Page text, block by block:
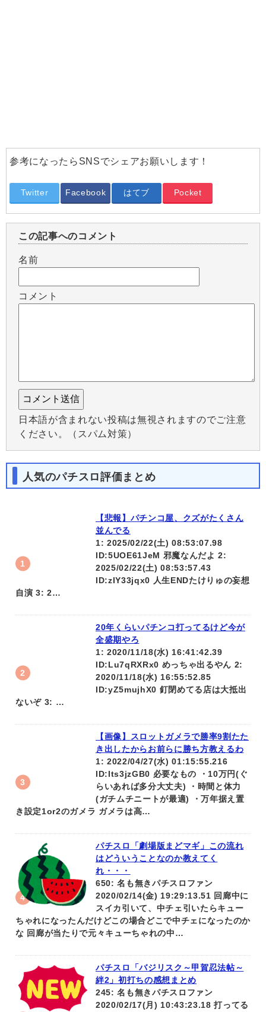
参考になったらSNSでシェアお願いします！
Twitter Facebook はてブ Pocket
この記事へのコメント
名前
コメント
日本語が含まれない投稿は無視されますのでご注意
ください。（スパム対策）
人気のパチスロ評価まとめ
【悲報】パチンコ屋、クズがたくさん
並んでる
1: 2025/02/22(土) 08:53:07.98
ID:5UOE61JeM 邪魔なんだよ 2:
2025/02/22(土) 08:53:57.43
ID:zIY33jqx0 人生ENDたけりゅの妄想
自演 3: 2…
20年くらいパチンコ打ってるけど今が
全盛期やろ
1: 2020/11/18(水) 16:41:42.39
ID:Lu7qRXRx0 めっちゃ出るやん 2:
2020/11/18(水) 16:55:52.85
ID:yZ5mujhX0 釘閉めてる店は大抵出
ないぞ 3: …
【画像】スロットガメラで勝率9割たた
き出したからお前らに勝ち方教えるわ
1: 2022/04/27(水) 01:15:55.216
ID:Its3jzGB0 必要なもの ・10万円(ぐ
らいあれば多分大丈夫) ・時間と体力
(ガチムチニートが最適) ・万年据え置
き設定1or2のガメラ ガメラは高…
パチスロ「劇場版まどマギ」この流れ
はどういうことなのか教えてく
れ・・・
650: 名も無きパチスロファン
2020/02/14(金) 19:29:13.51 回廊中に
スイカ引いて、中チェ引いたらキュー
ちゃれになったんだけどこの場合どこで中チェになったのか
な 回廊が当たりで元々キューちゃれの中…
パチスロ「バジリスク～甲賀忍法帖～
絆2」初打ちの感想まとめ
245: 名も無きパチスロファン
2020/02/17(月) 10:43:23.18 打ってる